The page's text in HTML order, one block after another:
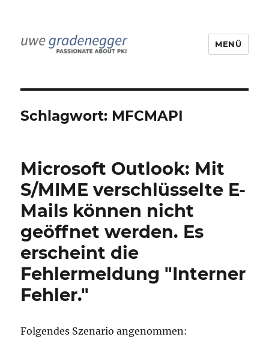
MENÜ
Schlagwort: MFCMAPI
Microsoft Outlook: Mit
S/MIME verschlüsselte E-
Mails können nicht
geöffnet werden. Es
erscheint die
Fehlermeldung "Interner
Fehler."
Folgendes Szenario angenommen: